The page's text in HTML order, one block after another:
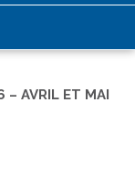
– AVRIL ET MAI